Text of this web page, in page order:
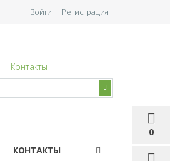
0
Войти Регистрация
Контакты
КОНТАКТЫ